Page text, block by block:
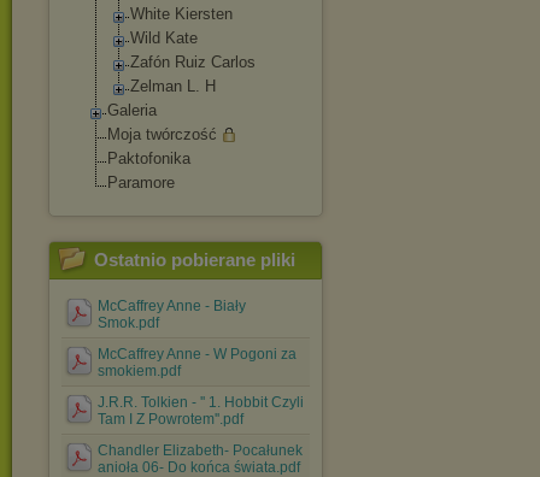
White Kiersten
Wild Kate
Zafón Ruiz Carlos
Zelman L. H
Galeria
Moja twórczość
Paktofonika
Paramore
Ostatnio pobierane pliki
McCaffrey Anne - Biały
Smok.pdf
McCaffrey Anne - W Pogoni za
smokiem.pdf
J.R.R. Tolkien - '' 1. Hobbit Czyli
Tam I Z Powrotem''.pdf
Chandler Elizabeth- Pocałunek
anioła 06- Do końca świata.pdf